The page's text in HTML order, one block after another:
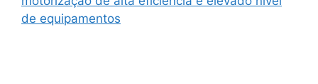
de equipamentos